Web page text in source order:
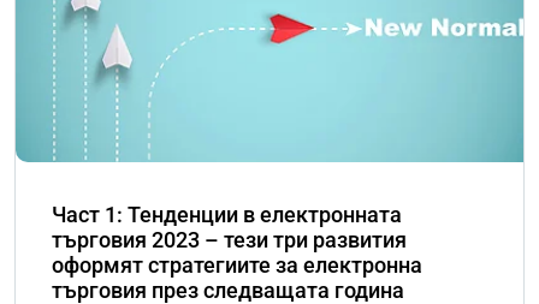
Част 1: Тенденции в електронната
търговия 2023 – тези три развития
оформят стратегиите за електронна
търговия през следващата година